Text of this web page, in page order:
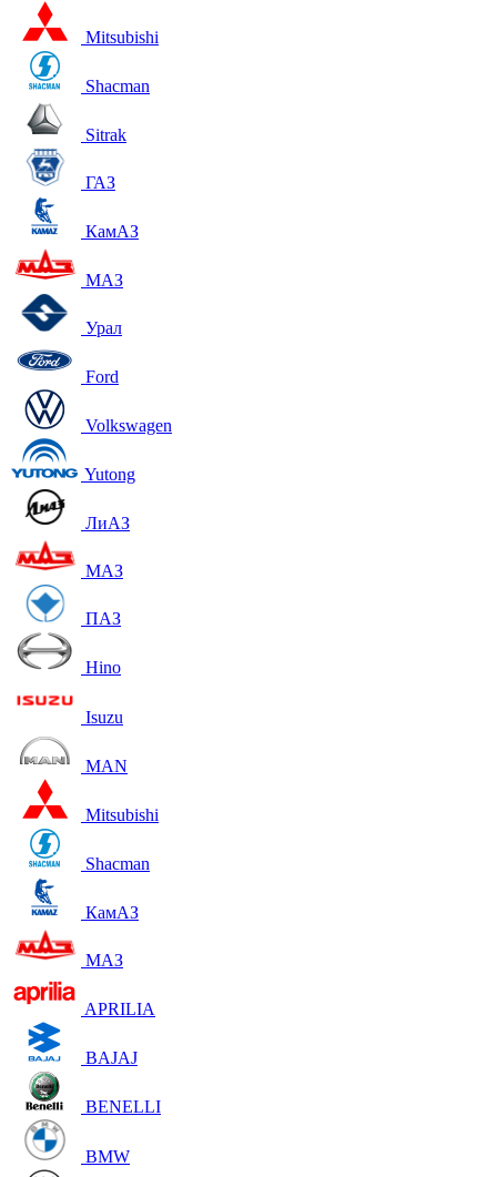
Mitsubishi
Shacman
Sitrak
ГАЗ
КамАЗ
МАЗ
Урал
Ford
Volkswagen
Yutong
ЛиАЗ
МАЗ
ПАЗ
Hino
Isuzu
MAN
Mitsubishi
Shacman
КамАЗ
МАЗ
APRILIA
BAJAJ
BENELLI
BMW